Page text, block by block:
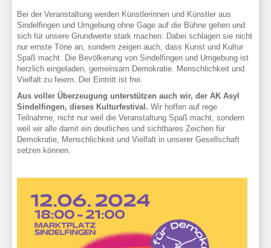
Bei der Veranstaltung werden Künstlerinnen und Künstler aus
Sindelfingen und Umgebung ohne Gage auf die Bühne gehen und
sich für unsere Grundwerte stark machen. Dabei schlagen sie nicht
nur ernste Töne an, sondern zeigen auch, dass Kunst und Kultur
Spaß macht. Die Bevölkerung von Sindelfingen und Umgebung ist
herzlich eingeladen, gemeinsam Demokratie. Menschlichkeit und
Vielfalt zu feiern. Der Eintritt ist frei.
Aus voller Überzeugung unterstützen auch wir, der AK Asyl
Sindelfingen, dieses Kulturfestival. Wir hoffen auf rege
Teilnahme, nicht nur weil die Veranstaltung Spaß macht, sondern
weil wir alle damit ein deutliches und sichtbares Zeichen für
Demokratie, Menschlichkeit und Vielfalt in unserer Gesellschaft
setzen können.